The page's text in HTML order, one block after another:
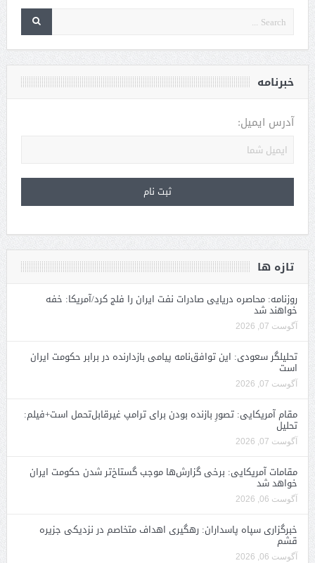
خبرنامه
آدرس ایمیل:
تازه ها
روزنامه: محاصره دریایی صادرات نفت ایران را فلج کرد/آمریکا: خفه
خواهند شد
آگوست 07, 2026
تحلیلگر سعودی: این توافق‌نامه پیامی بازدارنده در برابر حکومت ایران
است
آگوست 07, 2026
مقام آمریکایی: تصورِ بازنده بودن برای ترامپ غیرقابل‌تحمل است+فیلم:
تحلیل
آگوست 07, 2026
مقامات آمریکایی: برخی گزارش‌ها موجب گستاخ‌تر شدن حکومت ایران
خواهد شد
آگوست 06, 2026
خبرگزاری سپاه پاسداران: رهگیری اهداف متخاصم در نزدیکی جزیره
قشم
آگوست 06, 2026